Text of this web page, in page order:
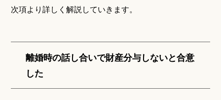
次項より詳しく解説していきます。
離婚時の話し合いで財産分与しないと合意
した